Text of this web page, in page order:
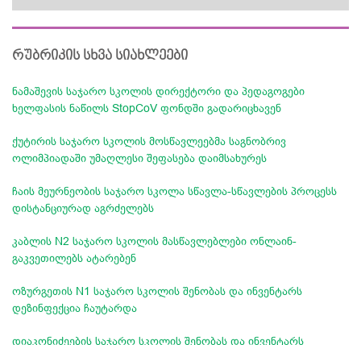
რუბრიკის სხვა სიახლეები
ნამაშევის საჯარო სკოლის დირექტორი და პედაგოგები
ხელფასის ნაწილს StopCoV ფონდში გადარიცხავენ
ქუტირის საჯარო სკოლის მოსწავლეებმა საგნობრივ
ოლიმპიადაში უმაღლესი შეფასება დაიმსახურეს
ჩაის მეურნეობის საჯარო სკოლა სწავლა-სწავლების პროცესს
დისტანციურად აგრძელებს
კაბლის N2 საჯარო სკოლის მასწავლებლები ონლაინ-
გაკვეთილებს ატარებენ
ოზურგეთის N1 საჯარო სკოლის შენობას და ინვენტარს
დეზინფექცია ჩაუტარდა
დიაკონიძეების საჯარო სკოლის შენობას და ინვენტარს